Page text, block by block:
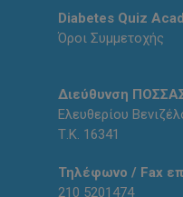
Diabetes Quiz
Όροι Συμμετοχής
Διεύθυνση
Ελευθερίου
Τ.Κ. 16341
Τηλέφωνο / Fax
210 5201474